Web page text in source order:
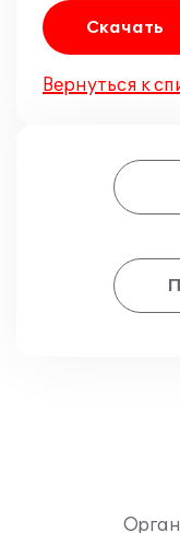
Скачать
Вернуться к